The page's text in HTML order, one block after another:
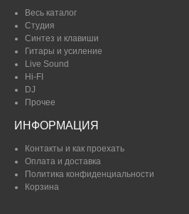
Весь каталог
Студия
Синтез и клавиши
Гитары и усиление
Live Sound
Hi-FI
DJ
Прочее
ИНФОРМАЦИЯ
Контакты и как проехать
Оплата и доставка
Политика конфиденциальности
Корзина